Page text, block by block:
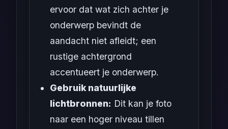
ervoor dat wat zich achter je
onderwerp bevindt de
aandacht niet afleidt; een
rustige achtergrond
accentueert je onderwerp.
Gebruik natuurlijke
lichtbronnen: Dit kan je foto
naar een hoger niveau tillen